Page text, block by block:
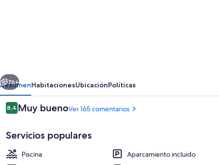
Siguiente
76+
ResumenHabitacionesUbicaciónPolíticas
Comentarios
8,48,4 de 10
Muy buenoVer 165 comentarios
Servicios populares
Piscina
Aparcamiento incluido